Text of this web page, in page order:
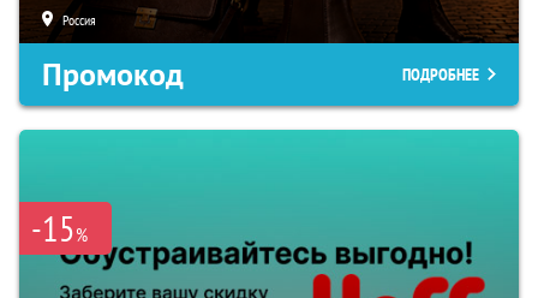
Россия
Промокод ПОДРОБНЕЕ
-15%